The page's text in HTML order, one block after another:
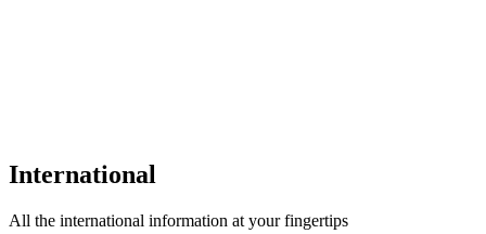
International
All the international information at your fingertips